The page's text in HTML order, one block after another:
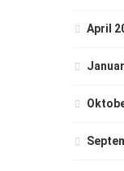
April